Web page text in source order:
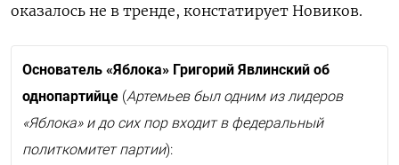
оказалось не в тренде, констатирует Новиков.
Основатель «Яблока» Григорий Явлинский об
однопартийце (Артемьев был одним из лидеров
«Яблока» и до сих пор входит в федеральный
политкомитет партии):